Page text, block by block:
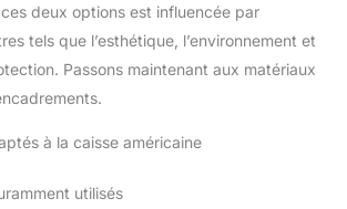
deux options est influencée par
tels que l’esthétique, l’environnement et
Passons maintenant aux matériaux
à la caisse américaine
utilisés